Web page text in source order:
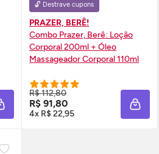
ADICIONAR À SACOLA
🔓 Destrave cupons
PRAZER, BERÊ!
Combo Prazer, Berê: Loção
Corporal 200ml + Óleo
Massageador Corporal 110ml
R$ 112,80
R$ 91,80
4x R$ 22,95